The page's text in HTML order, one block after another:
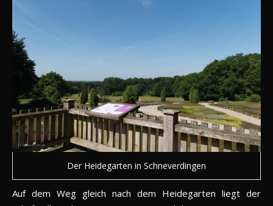
Der Heidegarten in Schneverdingen
Auf dem Weg gleich nach dem Heidegarten liegt der